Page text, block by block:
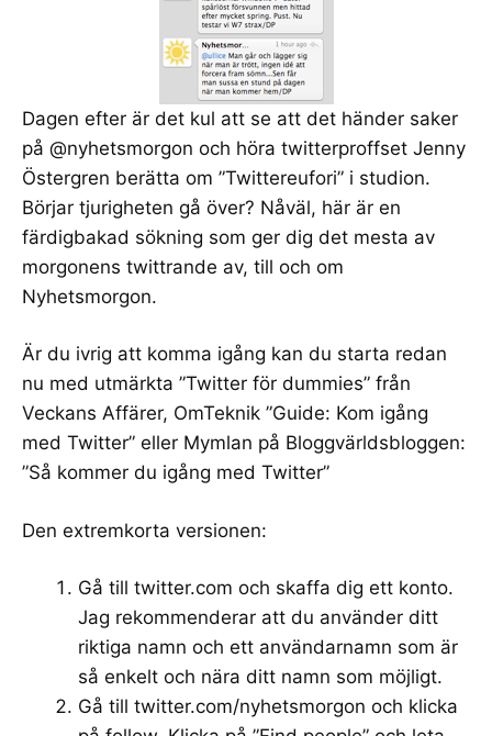
Dagen efter är det kul att se att det händer saker
på @nyhetsmorgon och höra twitterproffset Jenny
Östergren berätta om ”Twittereufori” i studion.
Börjar tjurigheten gå över? Nåväl, här är en
färdigbakad sökning som ger dig det mesta av
morgonens twittrande av, till och om
Nyhetsmorgon.
Är du ivrig att komma igång kan du starta redan
nu med utmärkta ”Twitter för dummies” från
Veckans Affärer, OmTeknik ”Guide: Kom igång
med Twitter” eller Mymlan på Bloggvärldsbloggen:
”Så kommer du igång med Twitter”
Den extremkorta versionen:
Gå till twitter.com och skaffa dig ett konto.
Jag rekommenderar att du använder ditt
riktiga namn och ett användarnamn som är
så enkelt och nära ditt namn som möjligt.
Gå till twitter.com/nyhetsmorgon och klicka